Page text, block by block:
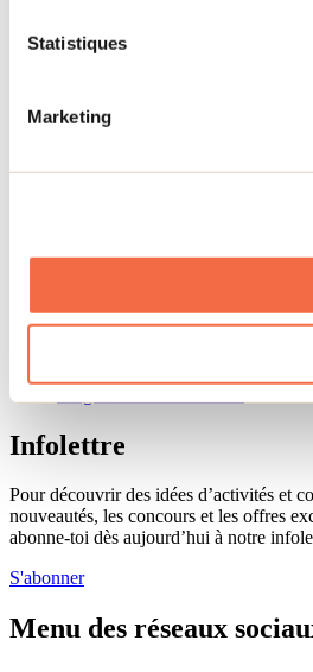
Statistiques
Marketing
Accueil de groupe
Séjour d'affaires
À propos
Vivre et travailler dans Lanaudière
Banque de figurants
Infolettre
Pour découvrir des idées d’activités et
nouveautés, les concours et les offres
abonne-toi dès aujourd’hui à notre
S'abonner
Menu des réseaux